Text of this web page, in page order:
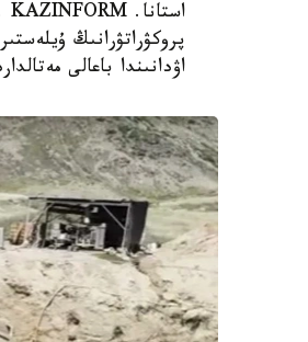
پروكۋراتۋرانىڭ
اۋدانىندا باعالى